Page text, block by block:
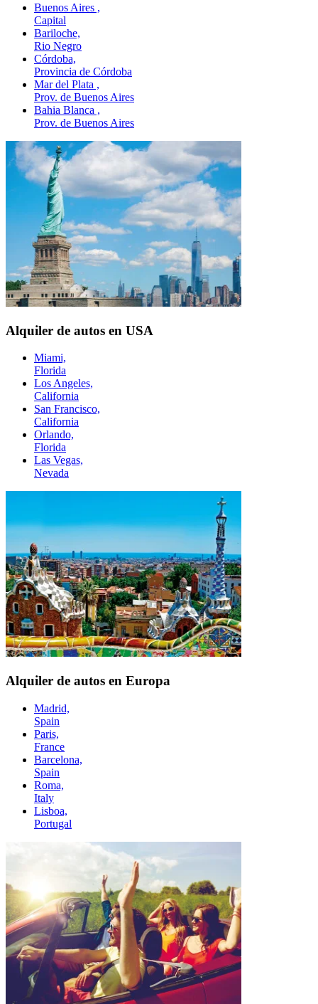
Buenos Aires ,
Capital
Bariloche,
Rio Negro
Córdoba,
Provincia de Córdoba
Mar del Plata ,
Prov. de Buenos Aires
Bahia Blanca ,
Prov. de Buenos Aires
Alquiler de autos en USA
Miami,
Florida
Los Angeles,
California
San Francisco,
California
Orlando,
Florida
Las Vegas,
Nevada
Alquiler de autos en Europa
Madrid,
Spain
Paris,
France
Barcelona,
Spain
Roma,
Italy
Lisboa,
Portugal